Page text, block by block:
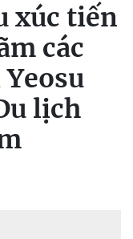
xúc tiến
các
lịch